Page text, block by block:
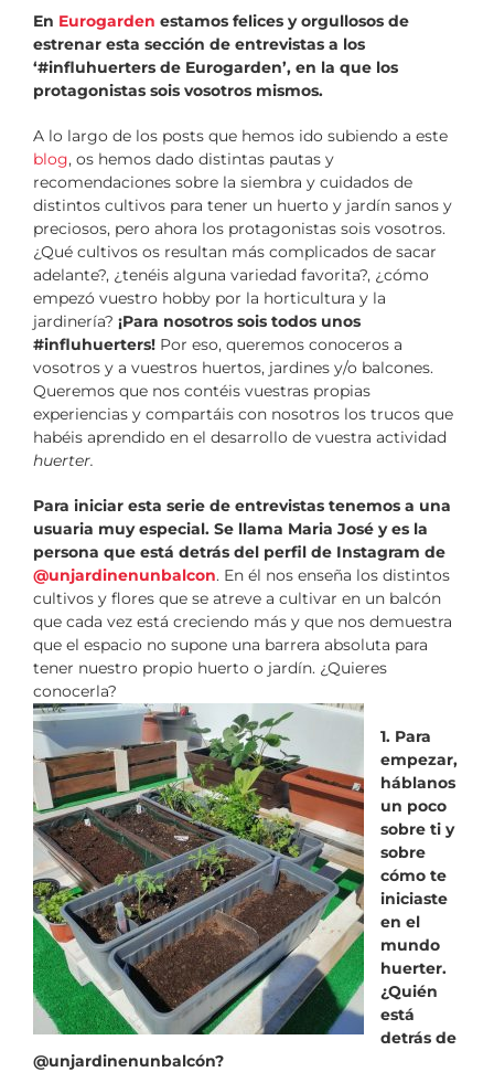
En Eurogarden estamos felices y orgullosos de
estrenar esta sección de entrevistas a los
‘#influhuerters de Eurogarden’, en la que los
protagonistas sois vosotros mismos.
A lo largo de los posts que hemos ido subiendo a este
blog, os hemos dado distintas pautas y
recomendaciones sobre la siembra y cuidados de
distintos cultivos para tener un huerto y jardín sanos y
preciosos, pero ahora los protagonistas sois vosotros.
¿Qué cultivos os resultan más complicados de sacar
adelante?, ¿tenéis alguna variedad favorita?, ¿cómo
empezó vuestro hobby por la horticultura y la
jardinería? ¡Para nosotros sois todos unos
#influhuerters! Por eso, queremos conoceros a
vosotros y a vuestros huertos, jardines y/o balcones.
Queremos que nos contéis vuestras propias
experiencias y compartáis con nosotros los trucos que
habéis aprendido en el desarrollo de vuestra actividad
huerter.
Para iniciar esta serie de entrevistas tenemos a una
usuaria muy especial. Se llama Maria José y es la
persona que está detrás del perfil de Instagram de
@unjardinenunbalcon. En él nos enseña los distintos
cultivos y flores que se atreve a cultivar en un balcón
que cada vez está creciendo más y que nos demuestra
que el espacio no supone una barrera absoluta para
tener nuestro propio huerto o jardín. ¿Quieres
conocerla?
1. Para
empezar,
háblanos
un poco
sobre ti y
sobre
cómo te
iniciaste
en el
mundo
huerter.
¿Quién
está
detrás de
@unjardinenunbalcón?